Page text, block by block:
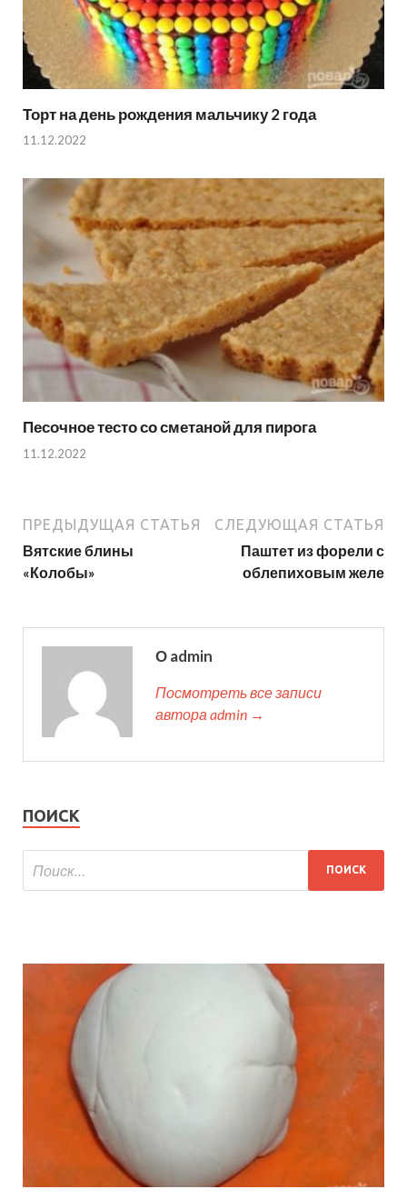
Торт на день рождения мальчику 2 года
11.12.2022
Песочное тесто со сметаной для пирога
11.12.2022
ПРЕДЫДУЩАЯ СТАТЬЯ
Вятские блины
«Колобы»
СЛЕДУЮЩАЯ СТАТЬЯ
Паштет из форели с
облепиховым желе
О admin
Посмотреть все записи
автора admin →
ПОИСК